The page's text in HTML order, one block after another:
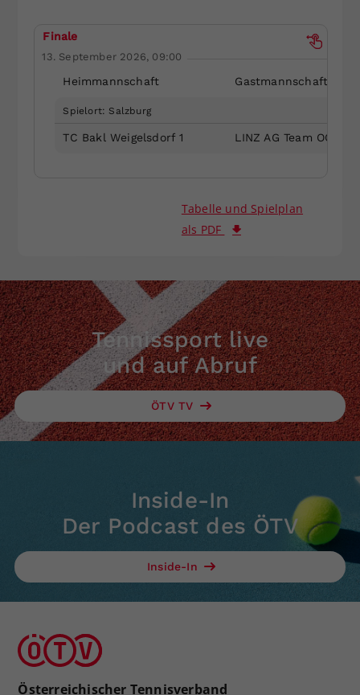
Finale
13. September 2026, 09:00
Heimmannschaft Gastmannschaft
Spielort: Salzburg
TC Bakl Weigelsdorf 1 LINZ AG Team OÖ 1
Tabelle und Spielplan
als PDF
Tennissport live
und auf Abruf
ÖTV TV
Inside-In
Der Podcast des ÖTV
Inside-In
Österreichischer Tennisverband